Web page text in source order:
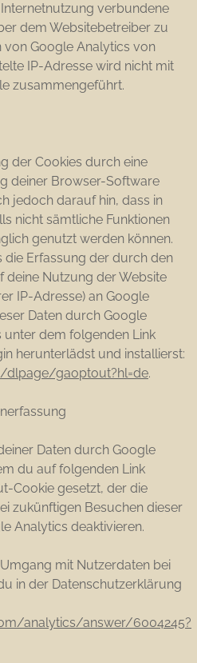
verbundene
dem Websitebetreiber zu
von Google Analytics von
IP-Adresse wird nicht mit
zusammengeführt.
der Cookies durch eine
deiner Browser-Software
jedoch darauf hin, dass in
nicht sämtliche Funktionen
genutzt werden können.
die Erfassung der durch den
deine Nutzung der Website
IP-Adresse) an Google
Daten durch Google
dem folgenden Link
herunterlädst und installierst:
gaoptout?hl=de.
Daten durch Google
du auf folgenden Link
Cookie gesetzt, der die
zukünftigen Besuchen dieser
Analytics deaktivieren.
mit Nutzerdaten bei
in der Datenschutzerklärung
analytics/answer/6004245?